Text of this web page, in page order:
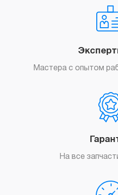
Мастера с опытом
На все